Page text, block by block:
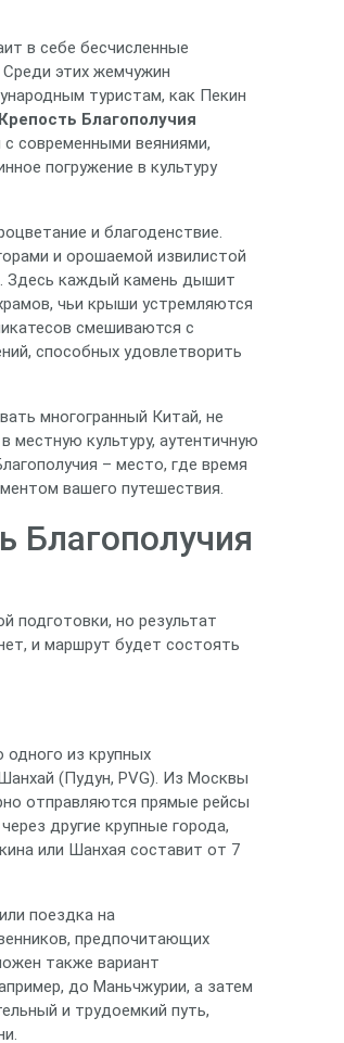
в себе бесчисленные
этих жемчужин
туристам, как Пекин
Крепость Благополучия
современными веяниями,
погружение в культуру
и благоденствие.
и орошаемой извилистой
Здесь каждый камень дышит
чьи крыши устремляются
смешиваются с
способных удовлетворить
многогранный Китай, не
местную культуру, аутентичную
– место, где время
вашего путешествия.
Благополучия
подготовки, но результат
и маршрут будет состоять
из крупных
(Пудун, PVG). Из Москвы
отправляются прямые рейсы
другие крупные города,
или Шанхая составит от 7
поездка на
предпочитающих
также вариант
до Маньчжурии, а затем
и трудоемкий путь,